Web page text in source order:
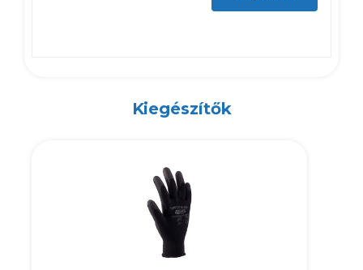
Kiegészítők